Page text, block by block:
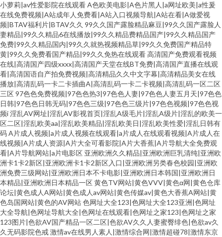
小萝莉|av性爱影院在线观看A色欧美电影|A色片黑人|a网址欧美|a性爰
在线免费视频|A站成年人免费看|A站入口视频导航|A站在看|A做爱视
频|BTAV福利片|BTAV久久 99久久国产露脸精品麻豆|99久久国产露脸人
妻精品|99久久精品6在线播放|99久久精品费精品国产|99久久精品国产
免费|99久久精品国内|99久久就热视频精品草|99久久免费国产精品特
黄|99久久免费看国产精品|99久久免热在线观看高清国产免费观看视频
在线|高清国产四级xxxx|高清国产天堂在线BT免费|高清国产直播在线观
看|高清国语自产拍免费视频|高清精品久久中文字幕|高清精品美女在线
播放|高清乱码一卡二卡插曲A|高清乱码一卡二卡视频|高清乱码一区二区
三区97色色免费视频|97色色热3|97色色人妻|97色色人妻五月天|97色色
日韩|97色色日韩无码|97色色三级|97色色三级片|97色色视频|97色色视
频i淫乱AV网址|淫乱AV影视首页|淫乱A级毛片|淫乱A级片|淫乱的欧美一
区二区|淫乱欧美aa|淫乱欧美精品|淫乱欧美日|淫乱欧美性爱|淫乱日韩有
码A片成人视频|a片成人视频在线观看|a片成人在线观看视频|A片成人在
线视频|A片成人资源|A片大全可看影院|A片大香蕉|A片导航大全免费观
看|A片导航网站|a片电影区 亚洲欧洲久久精品|亚洲欧洲巨乳清纯|亚洲欧
洲卡1卡2新区|亚洲欧洲卡1卡2新区入口|亚洲欧洲另类春色校园|亚洲欧
洲免费三级网站|亚洲欧洲日本不卡电影|亚洲欧洲日本韩国|亚洲欧洲日
本精品|亚洲欧洲日本精品一区黄色TV网站|黄色VVV|黄色α网|黄色仓库
论坛|黄色成人A网站|黄色成人av网站|黄色传媒av|黄色大香蕉A网站|黄
色岛国网站|黄色的AV网站色网址大全123|色网址大全123亚洲|色网址
大全导航|色网址导航大全|色网址在线观看|色网址之家123|色网址之家
123图片|色欲AV国产精品一区二区|色欲AV久久人妻蜜臀绯色|色欲av久
久无码影院色戒激情av在线男人素人|激情综合网|激情超碰78|激情东京